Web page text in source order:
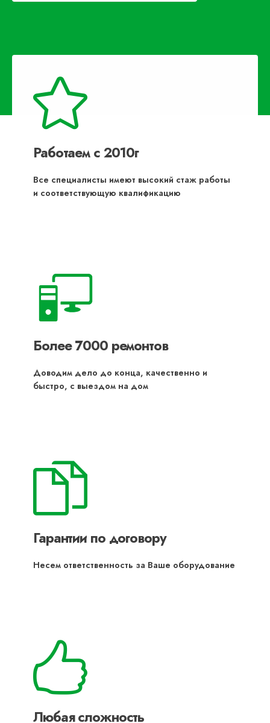
Работаем с 2010г
Все специалисты имеют высокий стаж работы
и соответствующую квалификацию
Более 7000 ремонтов
Доводим дело до конца, качественно и
быстро, с выездом на дом
Гарантии по договору
Несем ответственность за Ваше оборудование
Любая сложность